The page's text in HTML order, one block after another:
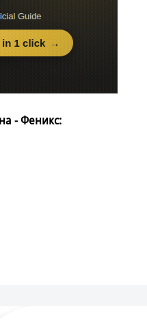
- Феникс:
ни имени в титрах